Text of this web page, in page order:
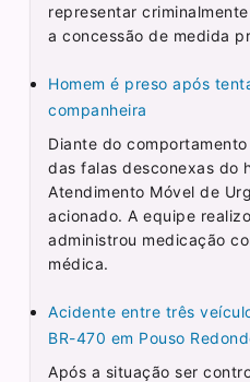
representar
a concessão de medida
Homem é preso após
companheira
Diante do
das falas desconexas do
Atendimento Móvel de
acionado. A equipe
administrou medicação
médica.
Acidente entre três
BR-470 em Pouso
Após a situação ser